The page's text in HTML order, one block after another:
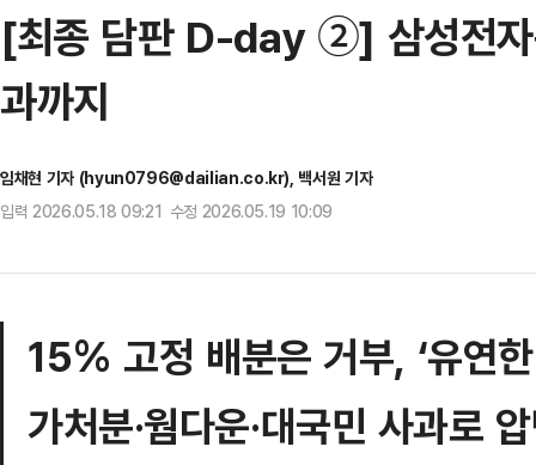
[최종 담판 D-day ②] 삼성전자
과까지
임채현 기자 (hyun0796@dailian.co.kr), 백서원 기자
입력 2026.05.18 09:21 수정 2026.05.19 10:09
15% 고정 배분은 거부, ‘유연
가처분·웜다운·대국민 사과로